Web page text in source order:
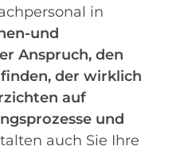
in
und
Anspruch, den
der wirklich
auf
und
auch Sie Ihre